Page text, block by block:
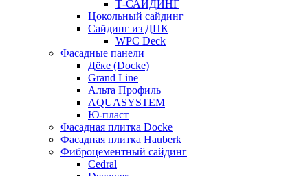
Т-САЙДИНГ
Цокольный сайдинг
Сайдинг из ДПК
WPC Deck
Фасадные панели
Дёке (Docke)
Grand Line
Альта Профиль
AQUASYSTEM
Ю-пласт
Фасадная плитка Docke
Фасадная плитка Hauberk
Фиброцементный сайдинг
Cedral